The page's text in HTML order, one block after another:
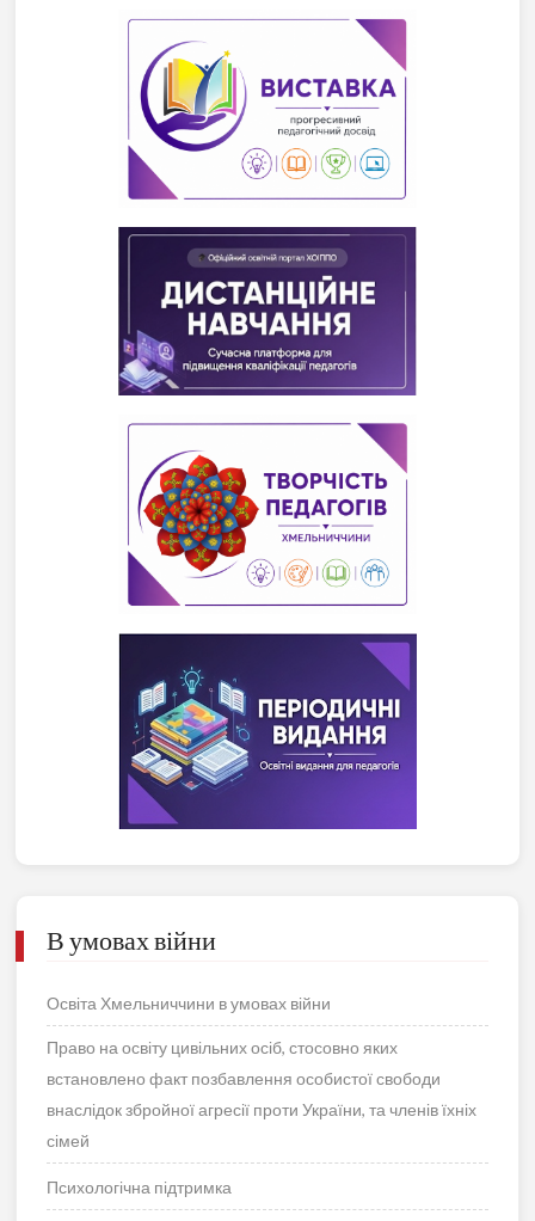
В умовах війни
Освіта Хмельниччини в умовах війни
Право на освіту цивільних осіб, стосовно яких
встановлено факт позбавлення особистої свободи
внаслідок збройної агресії проти України, та членів їхніх
сімей
Психологічна підтримка